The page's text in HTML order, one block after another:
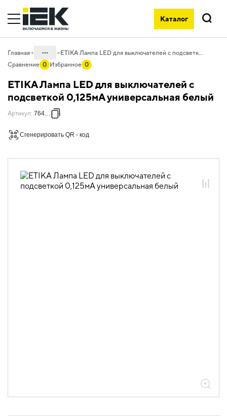
Каталог
Поиск
Главная ...
06. Изделия электроустановочные,
удлинители и силовые разъемы
06.01 Электроустановочные изделия
06.01.13 Электроустановочные
06.01.13.01 ЭУИ ETIKA: цвет белый
ETIKA Лампа LED для выключателей с подсветкой 0,125мА универсальная белый
Сравнение 0 Избранное 0
ETIKA Лампа LED для выключателей с
подсветкой 0,125мА универсальная белый
Артикул: 764526
Сгенерировать QR - код